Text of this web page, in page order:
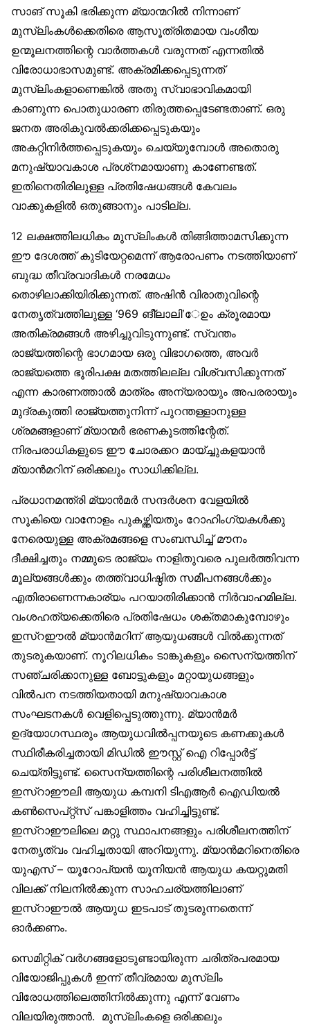
സാങ് സൂകി ഭരിക്കുന്ന മ്യാന്മറിൽ നിന്നാണ്
മുസ്‌ലിംകൾക്കെതിരെ ആസൂത്രിതമായ വംശീയ
ഉന്മൂലനത്തിന്റെ വാർത്തകൾ വരുന്നത് എന്നതിൽ
വിരോധാഭാസമുണ്ട്. അക്രമിക്കപ്പെടുന്നത്
മുസ്‌ലിംകളാണെങ്കിൽ അതു സ്വാഭാവികമായി
കാണുന്ന പൊതുധാരണ തിരുത്തപ്പെടേണ്ടതാണ്. ഒരു
ജനത അരികുവൽക്കരിക്കപ്പെടുകയും
അകറ്റിനിർത്തപ്പെടുകയും ചെയ്യുമ്പോൾ അതൊരു
മനുഷ്യാവകാശ പ്രശ്‌നമായാണു കാണേണ്ടത്.
ഇതിനെതിരിലുള്ള പ്രതിഷേധങ്ങൾ കേവലം
വാക്കുകളിൽ ഒതുങ്ങാനും പാടില്ല.
12 ലക്ഷത്തിലധികം മുസ്‌ലിംകൾ തിങ്ങിത്താമസിക്കുന്ന
ഈ ദേശത്ത് കുടിയേറ്റമെന്ന് ആരോപണം നടത്തിയാണ്
ബുദ്ധ തീവ്രവാദികൾ നരമേധം
തൊഴിലാക്കിയിരിക്കുന്നത്. അഷിൻ വിരാതുവിന്റെ
നേതൃത്വത്തിലുള്ള ‘969 ങീ്‌ലാലി’േഉം ക്രൂരമായ
അതിക്രമങ്ങൾ അഴിച്ചുവിടുന്നുണ്ട്. സ്വന്തം
രാജ്യത്തിന്റെ ഭാഗമായ ഒരു വിഭാഗത്തെ, അവർ
രാജ്യത്തെ ഭൂരിപക്ഷ മതത്തിലല്ല വിശ്വസിക്കുന്നത്
എന്ന കാരണത്താൽ മാത്രം അന്യരായും അപരരായും
മുദ്രകുത്തി രാജ്യത്തുനിന്ന് പുറന്തള്ളാനുള്ള
ശ്രമങ്ങളാണ് മ്യാന്മർ ഭരണകൂടത്തിന്റേത്.
നിരപരാധികളുടെ ഈ ചോരക്കറ മായ്ച്ചുകളയാൻ
മ്യാൻമറിന് ഒരിക്കലും സാധിക്കില്ല.
പ്രധാനമന്ത്രി മ്യാൻമർ സന്ദർശന വേളയിൽ
സൂകിയെ വാനോളം പുകഴ്ത്തിയതും റോഹിംഗ്യകൾക്കു
നേരെയുള്ള അക്രമങ്ങളെ സംബന്ധിച്ച് മൗനം
ദീക്ഷിച്ചതും നമ്മുടെ രാജ്യം നാളിതുവരെ പുലർത്തിവന്ന
മൂല്യങ്ങൾക്കും തത്ത്വാധിഷ്ഠിത സമീപനങ്ങൾക്കും
എതിരാണെന്നകാര്യം പറയാതിരിക്കാൻ നിർവാഹമില്ല.
വംശഹത്യക്കെതിരെ പ്രതിഷേധം ശക്തമാകുമ്പോഴും
ഇസ്‌റഈൽ മ്യാൻമറിന് ആയുധങ്ങൾ വിൽക്കുന്നത്
തുടരുകയാണ്. നൂറിലധികം ടാങ്കുകളും സൈന്യത്തിന്
സഞ്ചരിക്കാനുള്ള ബോട്ടുകളും മറ്റായുധങ്ങളും
വിൽപന നടത്തിയതായി മനുഷ്യാവകാശ
സംഘടനകൾ വെളിപ്പെടുത്തുന്നു. മ്യാൻമർ
ഉദ്യോഗസ്ഥരും ആയുധവിൽപ്പനയുടെ കണക്കുകൾ
സ്ഥിരീകരിച്ചതായി മിഡിൽ ഈസ്റ്റ് ഐ റിപ്പോർട്ട്
ചെയ്തിട്ടുണ്ട്. സൈന്യത്തിന്റെ പരിശീലനത്തിൽ
ഇസ്‌റാഈലി ആയുധ കമ്പനി ടിഎആർ ഐഡിയൽ
കൺസെപ്റ്റ്‌സ് പങ്കാളിത്തം വഹിച്ചിട്ടുണ്ട്.
ഇസ്‌റാഈലിലെ മറ്റു സ്ഥാപനങ്ങളും പരിശീലനത്തിന്
നേതൃത്വം വഹിച്ചതായി അറിയുന്നു. മ്യാൻമറിനെതിരെ
യുഎസ് – യൂറോപ്യൻ യൂനിയൻ ആയുധ കയറ്റുമതി
വിലക്ക് നിലനിൽക്കുന്ന സാഹചര്യത്തിലാണ്
ഇസ്‌റാഈൽ ആയുധ ഇടപാട് തുടരുന്നതെന്ന്
ഓർക്കണം.
സെമിറ്റിക് വർഗങ്ങളോടുണ്ടായിരുന്ന ചരിത്രപരമായ
വിയോജിപ്പുകൾ ഇന്ന് തീവ്രമായ മുസ്‌ലിം
വിരോധത്തിലെത്തിനിൽക്കുന്നു എന്ന് വേണം
വിലയിരുത്താൻ. മുസ്‌ലിംകളെ ഒരിക്കലും